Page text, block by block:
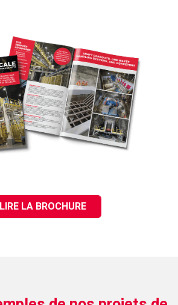
LIRE LA BROCHURE